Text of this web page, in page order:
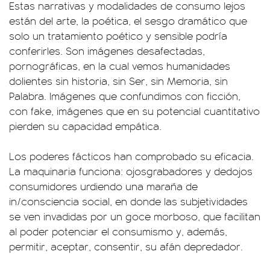
Estas narrativas y modalidades de consumo lejos
están del arte, la poética, el sesgo dramático que
solo un tratamiento poético y sensible podría
conferirles. Son imágenes desafectadas,
pornográficas, en la cual vemos humanidades
dolientes sin historia, sin Ser, sin Memoria, sin
Palabra. Imágenes que confundimos con ficción,
con fake, imágenes que en su potencial cuantitativo
pierden su capacidad empática.
Los poderes fácticos han comprobado su eficacia.
La maquinaria funciona: ojosgrabadores y dedojos
consumidores urdiendo una maraña de
in/consciencia social, en donde las subjetividades
se ven invadidas por un goce morboso, que facilitan
al poder potenciar el consumismo y, además,
permitir, aceptar, consentir, su afán depredador.